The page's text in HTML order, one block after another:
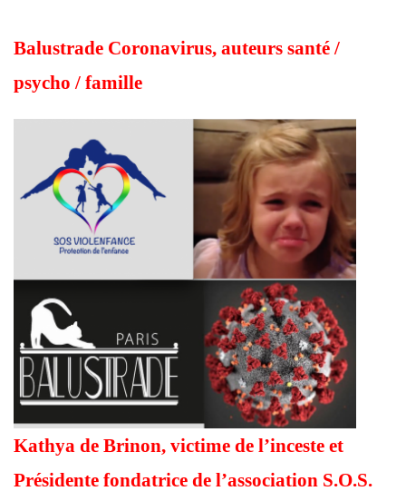
Balustrade Coronavirus, auteurs santé /
psycho / famille
Kathya de Brinon, victime de l’inceste et
Présidente fondatrice de l’association S.O.S.